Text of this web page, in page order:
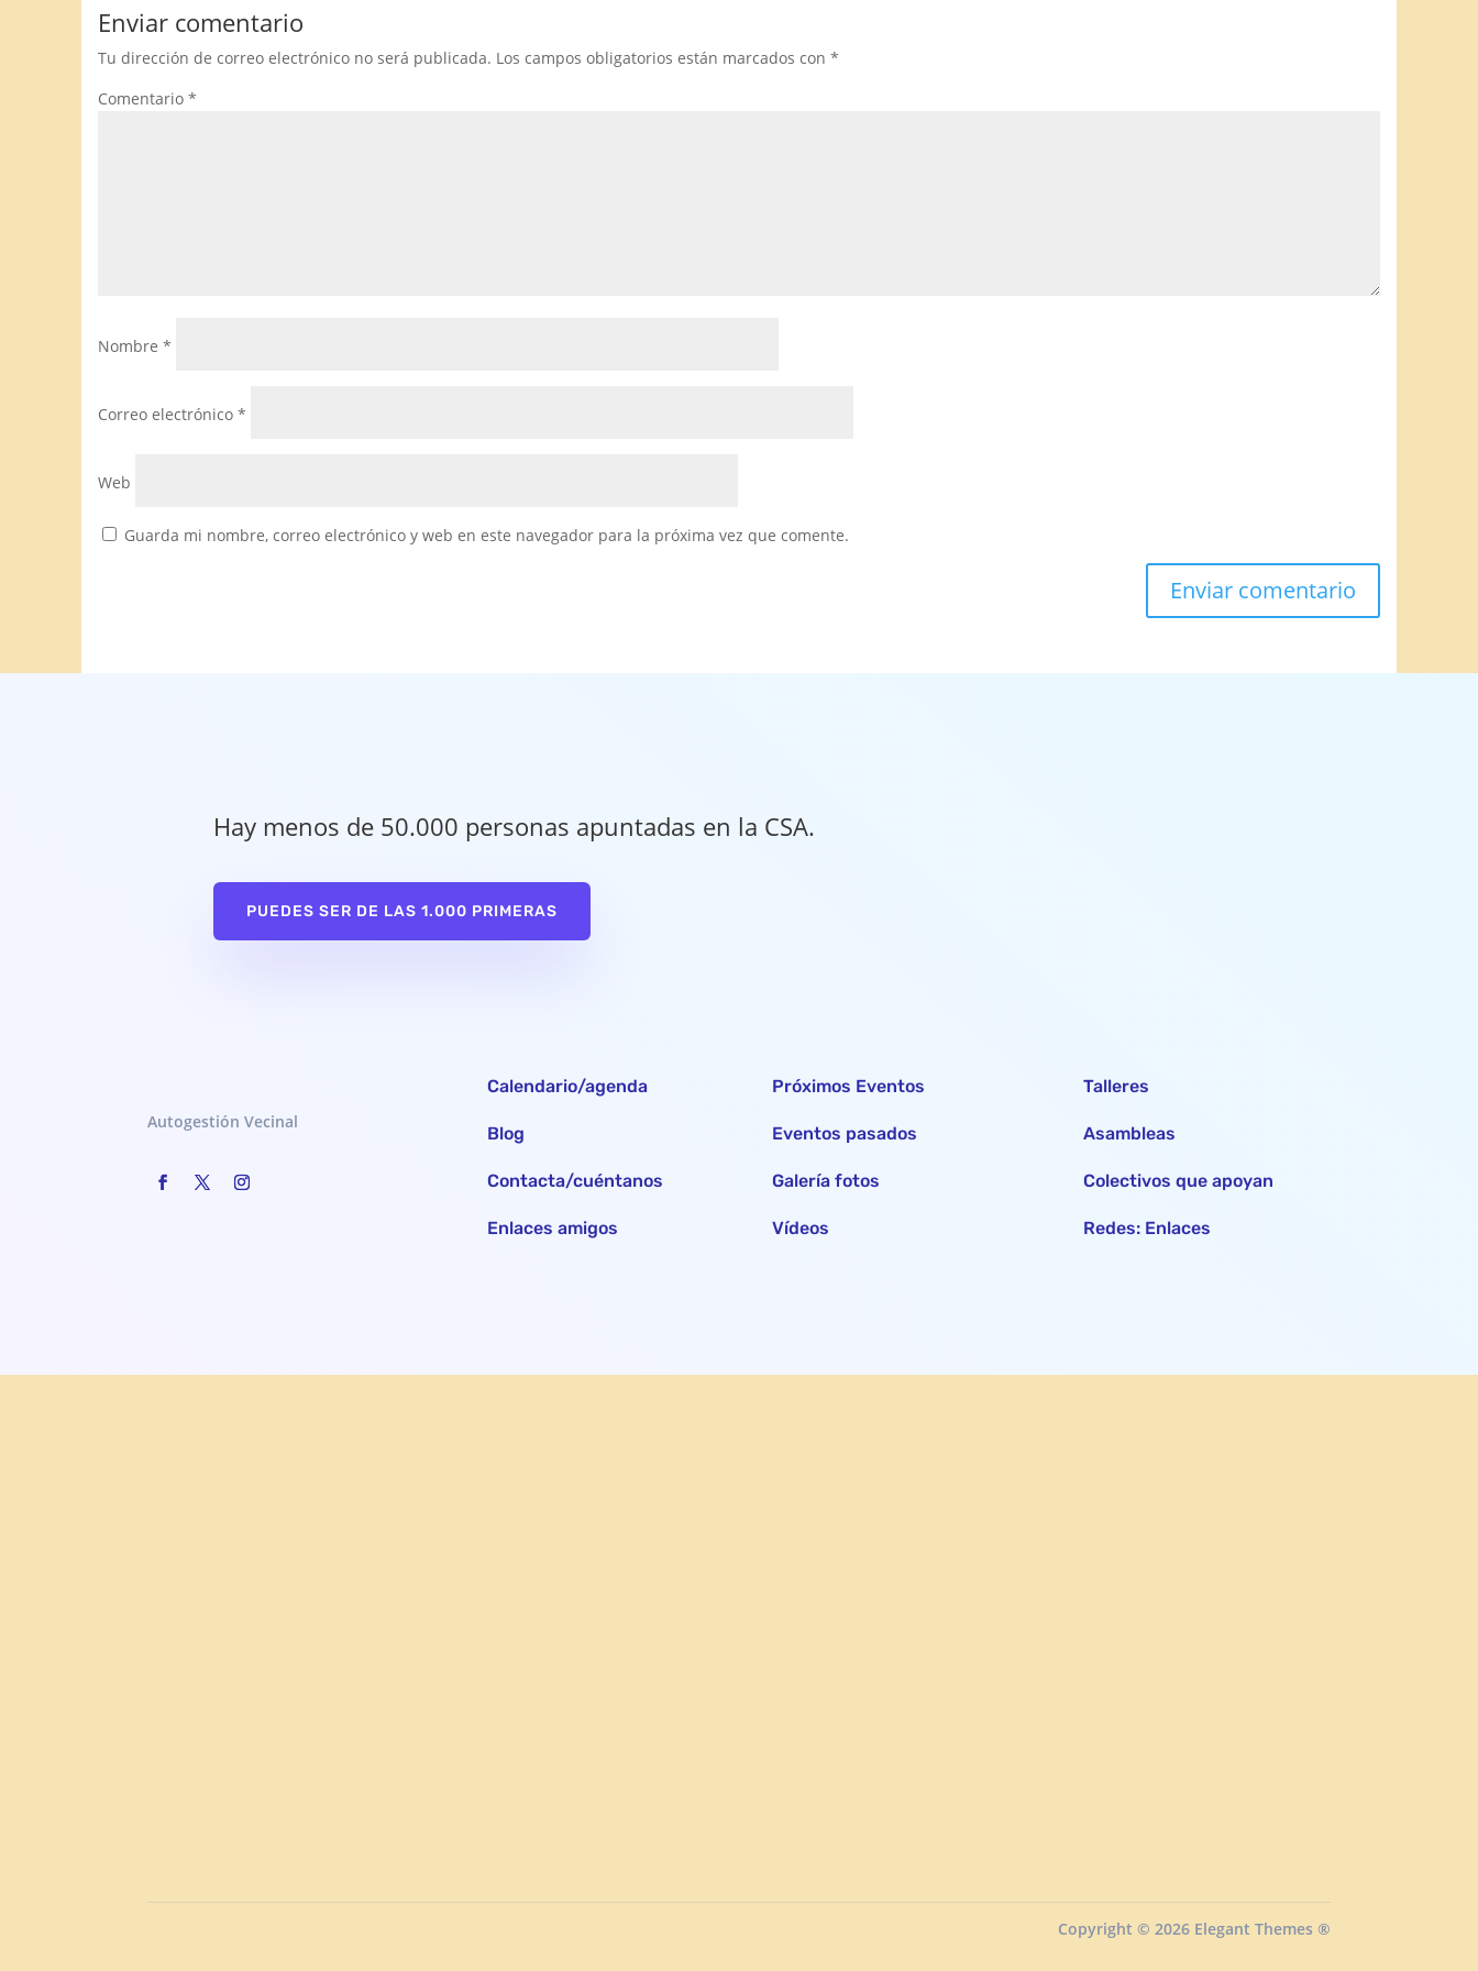
Enviar comentario
Tu dirección de correo electrónico no será publicada. Los campos obligatorios están marcados con *
Comentario *
Nombre *
Correo electrónico *
Web
Guarda mi nombre, correo electrónico y web en este navegador para la próxima vez que comente.
Hay menos de 50.000 personas apuntadas en la CSA.
PUEDES SER DE LAS 1.000 PRIMERAS
Autogestión Vecinal
Calendario/agenda
Blog
Contacta/cuéntanos
Enlaces amigos
Próximos Eventos
Eventos pasados
Galería fotos
Vídeos
Talleres
Asambleas
Colectivos que apoyan
Redes: Enlaces
Copyright © 2026 Elegant Themes ®